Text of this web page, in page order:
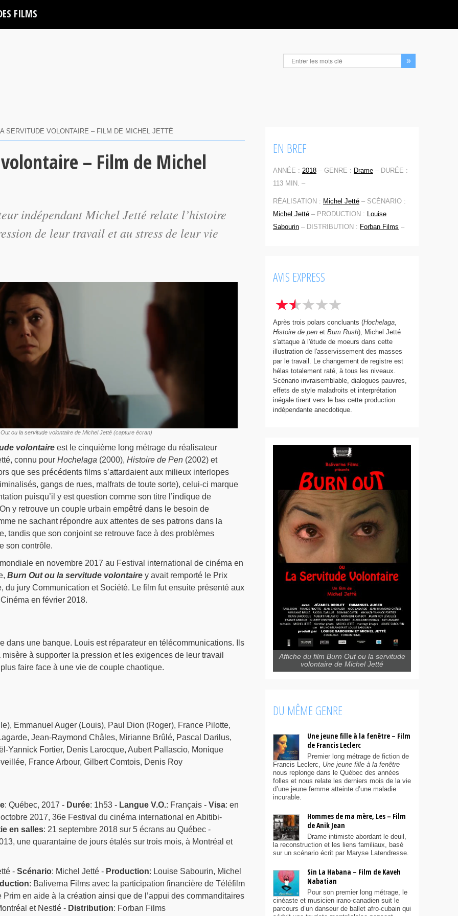
FILMS
SERVITUDE VOLONTAIRE – FILM DE MICHEL JETTÉ
– Film de Michel
indépendant Michel Jetté relate l’histoire
de leur travail et au stress de leur vie
ou la servitude volontaire de Michel Jetté (capture écran)
volontaireest le cinquième long métrage du réalisateur
connu pour Hochelaga (2000), Histoire de Pen(2002) et
que ses précédents films s’attardaient aux milieux interlopes
gangs de rues, malfrats de toute sorte), celui-ci marque
puisqu’il y est question comme son titre l’indique de
y retrouve un couple urbain empêtré dans le besoin de
ne sachant répondre aux attentes de ses patrons dans la
tandis que son conjoint se retrouve face à des problèmes
son contrôle.
en novembre 2017 au Festival international de cinéma en
Burn Out ou la servitude volontairey avait remporté le Prix
du jury Communication et Société. Le film fut ensuite présenté aux
en février 2018.
dans une banque. Louis est réparateur en télécommunications. Ils
à supporter la pression et les exigences de leur travail
faire face à une vie de couple chaotique.
Emmanuel Auger (Louis), Paul Dion (Roger), France Pilotte,
Jean-Raymond Châles, Mirianne Brûlé, Pascal Darilus,
Yannick Fortier, Denis Larocque, Aubert Pallascio, Monique
France Arbour, Gilbert Comtois, Denis Roy
: Québec, 2017 - Durée: 1h53 - Langue V.O.: Français - Visa: en
2017, 36e Festival du cinéma international en Abitibi-
en salles: 21 septembre 2018 sur 5 écrans au Québec -
une quarantaine de jours étalés sur trois mois, à Montréal et
- Scénario: Michel Jetté - Production: Louise Sabourin, Michel
: Baliverna Films avec la participation financière de Téléfilm
en aide à la création ainsi que de l’appui des commanditaires
et Nestlé - Distribution: Forban Films
EN BREF
ANNÉE : 2018 – GENRE : Drame – DURÉE :
113 MIN. –
RÉALISATION : Michel Jetté – SCÉNARIO :
Michel Jetté – PRODUCTION : Louise
Sabourin – DISTRIBUTION : Forban Films –
AVIS EXPRESS
Après trois polars concluants (Hochelaga,
Histoire de pen et Bum Rush), Michel Jetté
s'attaque à l'étude de moeurs dans cette
illustration de l'asservissement des masses
par le travail. Le changement de registre est
hélas totalement raté, à tous les niveaux.
Scénario invraisemblable, dialogues pauvres,
effets de style maladroits et interprétation
inégale tirent vers le bas cette production
indépendante anecdotique.
Affiche du film Burn Out ou la servitude
volontaire de Michel Jetté
DU MÊME GENRE
Une jeune fille à la fenêtre – Film
de Francis Leclerc
Premier long métrage de fiction de
Francis Leclerc, Une jeune fille à la fenêtre
nous replonge dans le Québec des années
folles et nous relate les derniers mois de la vie
d’une jeune femme atteinte d’une maladie
incurable.
Hommes de ma mère, Les – Film
de Anik Jean
Drame intimiste abordant le deuil,
la reconstruction et les liens familiaux, basé
sur un scénario écrit par Maryse Latendresse.
Sin La Habana – Film de Kaveh
Nabatian
Pour son premier long métrage, le
cinéaste et musicien irano-canadien suit le
parcours d’un danseur de ballet afro-cubain qui